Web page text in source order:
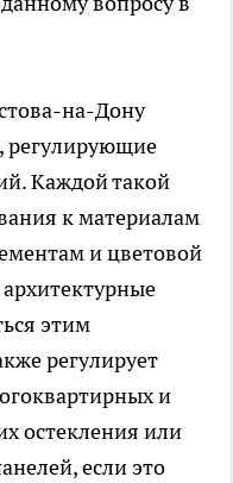
на-Дону
регулирующие
Каждой такой
к материалам
и цветовой
этим
регулирует
и
остекления или
если это